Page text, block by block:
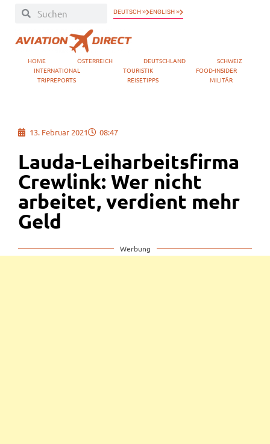
DEUTSCH » ENGLISH »
HOME ÖSTERREICH DEUTSCHLAND
SCHWEIZ
INTERNATIONAL
TOURISTIK
FOOD-INSIDER
TRIPREPORTS
REISETIPPS MILITÄR
13. Februar 2021 08:47
Lauda-Leiharbeitsfirma
Crewlink: Wer nicht
arbeitet, verdient mehr
Geld
Werbung